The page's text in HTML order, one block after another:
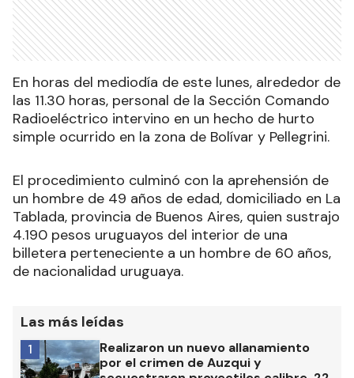
En horas del mediodía de este lunes, alrededor de
las 11.30 horas, personal de la Sección Comando
Radioeléctrico intervino en un hecho de hurto
simple ocurrido en la zona de Bolívar y Pellegrini.
El procedimiento culminó con la aprehensión de
un hombre de 49 años de edad, domiciliado en La
Tablada, provincia de Buenos Aires, quien sustrajo
4.190 pesos uruguayos del interior de una
billetera perteneciente a un hombre de 60 años,
de nacionalidad uruguaya.
Las más leídas
Realizaron un nuevo allanamiento
por el crimen de Auzqui y
1